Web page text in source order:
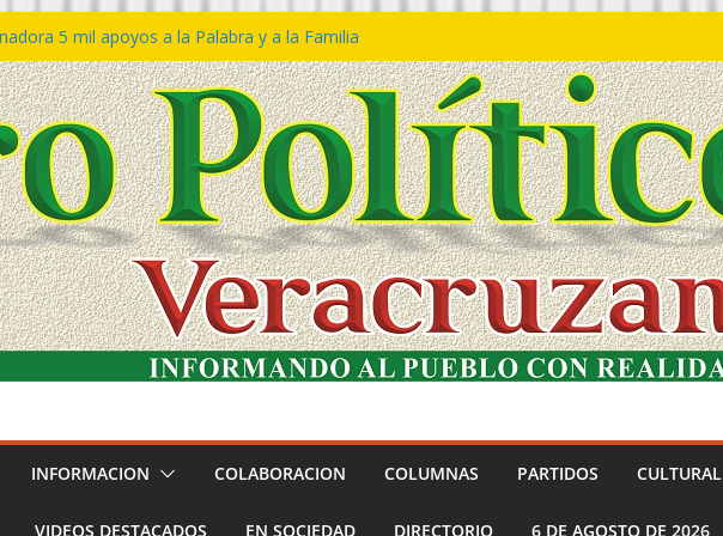
5 mil apoyos a la Palabra y a la Familia
Declaraciones de Procedencia en contra
𝙂𝙤𝙗𝙞𝙚𝙧𝙣𝙤 𝙙𝙚𝙡 𝙀𝙨𝙩𝙖𝙙𝙤 𝙖 𝙙𝙞𝙨𝙛𝙧𝙪𝙩𝙖𝙧
𝙁𝙚𝙨𝙩𝙞𝙫𝙖𝙡 𝙙𝙚𝙡 𝙈𝙖𝙧 𝙚𝙣 𝘾𝙤𝙖𝙩𝙯𝙖𝙘𝙤𝙖𝙡𝙘𝙤𝙨
de policías con vocación de servicio y
SSP
Bravo rechaza acusaciones y asegura que
solicitud de desafuero
INFORMACION COLABORACION COLUMNAS PARTIDOS CULTURAL
VIDEOS DESTACADOS EN SOCIEDAD DIRECTORIO 6 DE AGOSTO DE 2026